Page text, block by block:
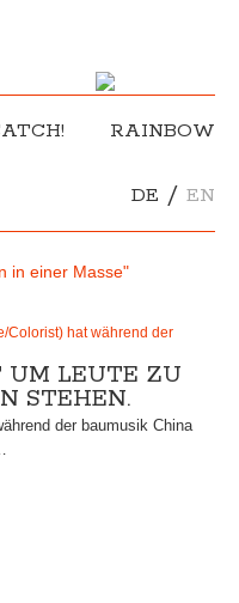
RAINBOW
DE / EN
in einer Masse"
Colorist) hat während der
LEUTE ZU
STEHEN.
der baumusik China